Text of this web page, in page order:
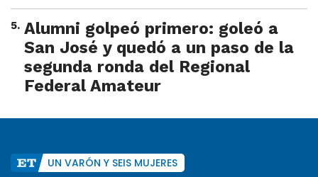
5. Alumni golpeó primero: goleó a
San José y quedó a un paso de la
segunda ronda del Regional
Federal Amateur
UN VARÓN Y SEIS MUJERES